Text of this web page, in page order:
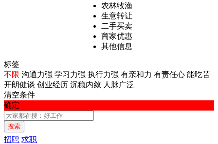
农林牧渔
生意转让
二手买卖
商家优惠
其他信息
标签
不限 沟通力强 学习力强 执行力强 有亲和力 有责任心 能吃苦
开朗健谈 创业经历 沉稳内敛 人脉广泛
清空条件
确定
搜索
招聘 求职